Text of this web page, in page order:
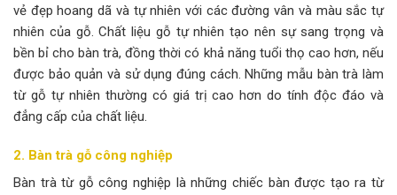
vẻ đẹp hoang dã và tự nhiên với các đường vân và màu sắc tự
nhiên của gỗ. Chất liệu gỗ tự nhiên tạo nên sự sang trọng và
bền bỉ cho bàn trà, đồng thời có khả năng tuổi thọ cao hơn, nếu
được bảo quản và sử dụng đúng cách. Những mẫu bàn trà làm
từ gỗ tự nhiên thường có giá trị cao hơn do tính độc đáo và
đẳng cấp của chất liệu.
2. Bàn trà gỗ công nghiệp
Bàn trà từ gỗ công nghiệp là những chiếc bàn được tạo ra từ